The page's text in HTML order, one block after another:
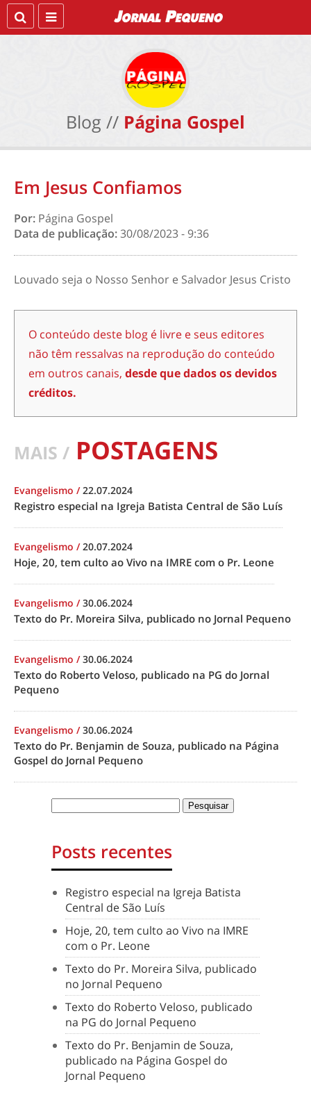
Blog // Página Gospel
Em Jesus Confiamos
Por: Página Gospel
Data de publicação:30/08/2023 - 9:36
Louvado seja o Nosso Senhor e Salvador Jesus Cristo
O conteúdo deste blog é livre e seus editores
não têm ressalvas na reprodução do conteúdo
em outros canais, desde que dados os devidos
créditos.
MAIS / POSTAGENS
Evangelismo /22.07.2024
Registro especial na Igreja Batista Central de São Luís
Evangelismo /20.07.2024
Hoje, 20, tem culto ao Vivo na IMRE com o Pr. Leone
Evangelismo /30.06.2024
Texto do Pr. Moreira Silva, publicado no Jornal Pequeno
Evangelismo /30.06.2024
Texto do Roberto Veloso, publicado na PG do Jornal
Pequeno
Evangelismo /30.06.2024
Texto do Pr. Benjamin de Souza, publicado na Página
Gospel do Jornal Pequeno
Posts recentes
Registro especial na Igreja Batista
Central de São Luís
Hoje, 20, tem culto ao Vivo na IMRE
com o Pr. Leone
Texto do Pr. Moreira Silva, publicado
no Jornal Pequeno
Texto do Roberto Veloso, publicado
na PG do Jornal Pequeno
Texto do Pr. Benjamin de Souza,
publicado na Página Gospel do
Jornal Pequeno